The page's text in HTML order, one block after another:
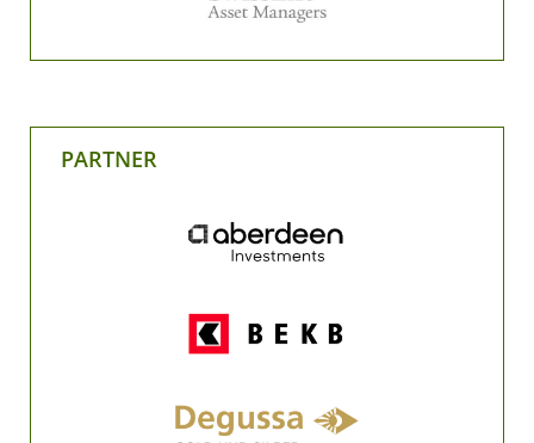
PARTNER